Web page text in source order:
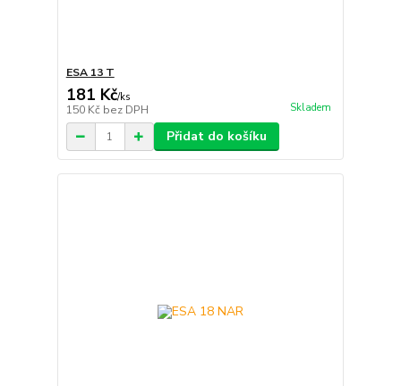
ESA 13 T
181 Kč/ks
150 Kč bez DPH Skladem
Přidat do košíku